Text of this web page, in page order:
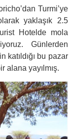
Turmi’ye
yaklaşık 2.5
Hotelde mola
Günlerden
katıldığı bu pazar
alana yayılmış.